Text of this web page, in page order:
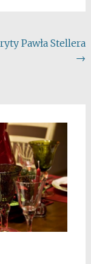
Pawła Stellera
→